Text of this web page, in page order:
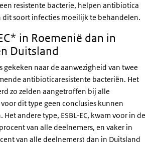
resistente bacterie, helpen antibiotica
dit soort infecties moeilijk te behandelen.
in Roemenië dan in
Duitsland
gekeken naar de aanwezigheid van twee
antibioticaresistente bacteriën. Het
zo zelden aangetroffen bij alle
dit type geen conclusies kunnen
andere type, ESBL-EC, kwam voor in de
van alle deelnemers, en vaker in
van alle deelnemers) dan in Duitsland